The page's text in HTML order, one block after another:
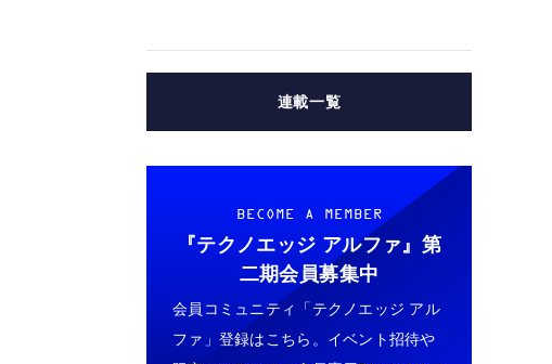
連載一覧
BECOME A MEMBER
『テクノエッジ アルファ』 第
二期会員募集中
会員コミュニティ「テクノエッジ アル
ファ」登録はこちら。イベント招待や